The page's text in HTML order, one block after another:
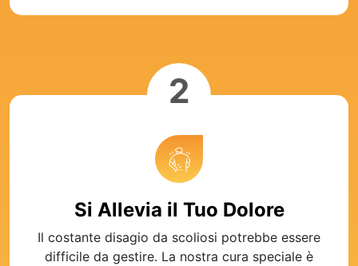
2
Si Allevia il Tuo Dolore
Il costante disagio da scoliosi potrebbe essere
difficile da gestire. La nostra cura speciale è